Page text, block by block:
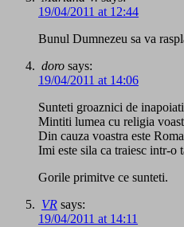
19/04/2011 at 12:44
Bunul Dumnezeu sa va
doro says:
19/04/2011 at 14:06
Sunteti groaznici de
Mintiti lumea cu religia
Din cauza voastra este
Imi este sila ca traiesc intr-o
Gorile primitve ce sunteti.
VR says:
19/04/2011 at 14:11